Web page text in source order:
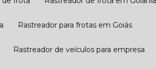
Rastreador para frotas em Goiás
Rastreador de veículos para empresa